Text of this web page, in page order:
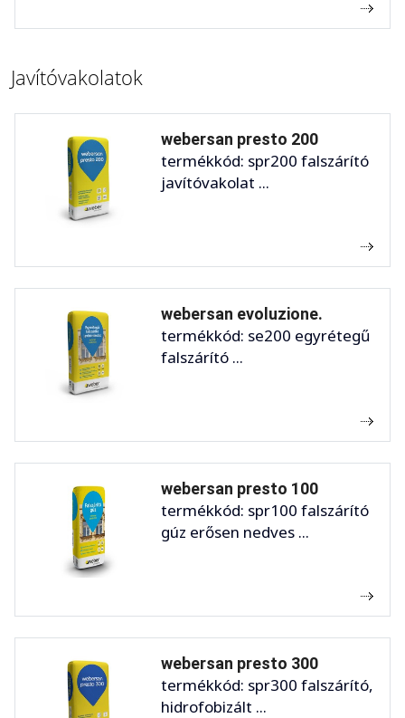
Javítóvakolatok
webersan presto 200
termékkód: spr200 falszárító
javítóvakolat ...
webersan evoluzione.
termékkód: se200 egyrétegű
falszárító ...
webersan presto 100
termékkód: spr100 falszárító
gúz erősen nedves ...
webersan presto 300
termékkód: spr300 falszárító,
hidrofobizált ...